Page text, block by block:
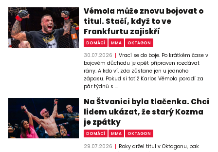
Vémola může znovu bojovat o
titul. Stačí, když to ve
Frankfurtu zajiskří
DOMÁCÍ MMA OKTAGON
30.07.2026
Vrací se do boje. Po krátkém čase v
bojovém důchodu je opět připraven rozdávat
rány. A kdo ví, zda zůstane jen u jednoho
zápasu. Pokud si totiž Karlos Vémola poradí za
pár týdnů s ...
Na Štvanici byla tlačenka. Chci
lidem ukázat, že starý Kozma
je zpátky
DOMÁCÍ MMA OKTAGON
29.07.2026
Roky držel titul v Oktagonu, pak